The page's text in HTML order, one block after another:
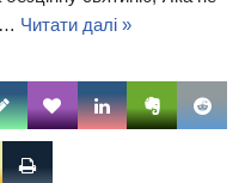
Читати далі »